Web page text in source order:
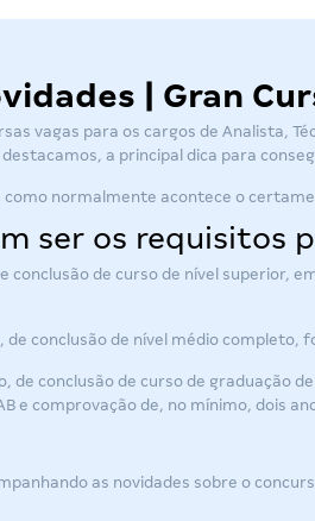
| Gran
vagas para os cargos de Analista,
a principal dica para
como normalmente acontece o
ser os requisitos
de curso de nível superior,
conclusão de nível médio
conclusão de curso de graduação
e comprovação de, no mínimo, dois
as novidades sobre o